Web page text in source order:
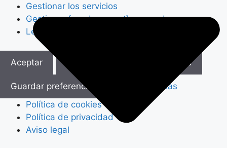
Gestionar los servicios
Gestionar {vendor_count} proveedores
Leer más sobre estos propósitos
Aceptar Ver preferencias
Guardar preferencias
Ver preferencias
Política de cookies
Política de privacidad
Aviso legal